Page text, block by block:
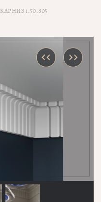
КАРНИЗ 1.50.805